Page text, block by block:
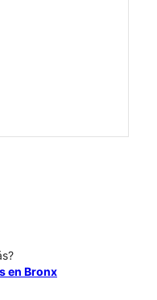
en Bronx